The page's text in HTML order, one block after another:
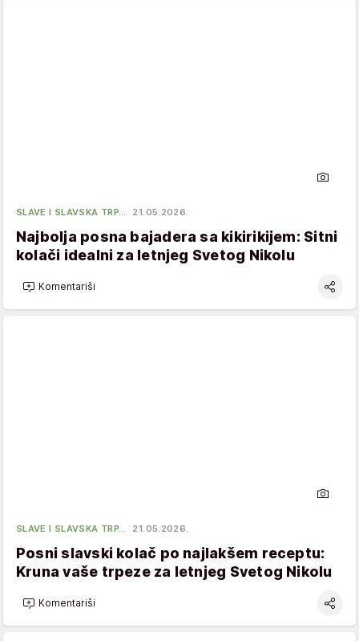
SLAVE I SLAVSKA TRP… 21.05.2026.
Najbolja posna bajadera sa kikirikijem: Sitni
kolači idealni za letnjeg Svetog Nikolu
Komentariši
SLAVE I SLAVSKA TRP… 21.05.2026.
Posni slavski kolač po najlakšem receptu:
Kruna vaše trpeze za letnjeg Svetog Nikolu
Komentariši